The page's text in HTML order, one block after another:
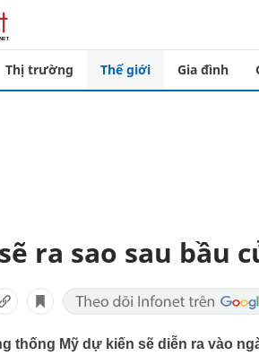
Thị trường Thế giới Gia đình
ra sao sau bầu
thống Mỹ dự kiến sẽ diễn ra vào